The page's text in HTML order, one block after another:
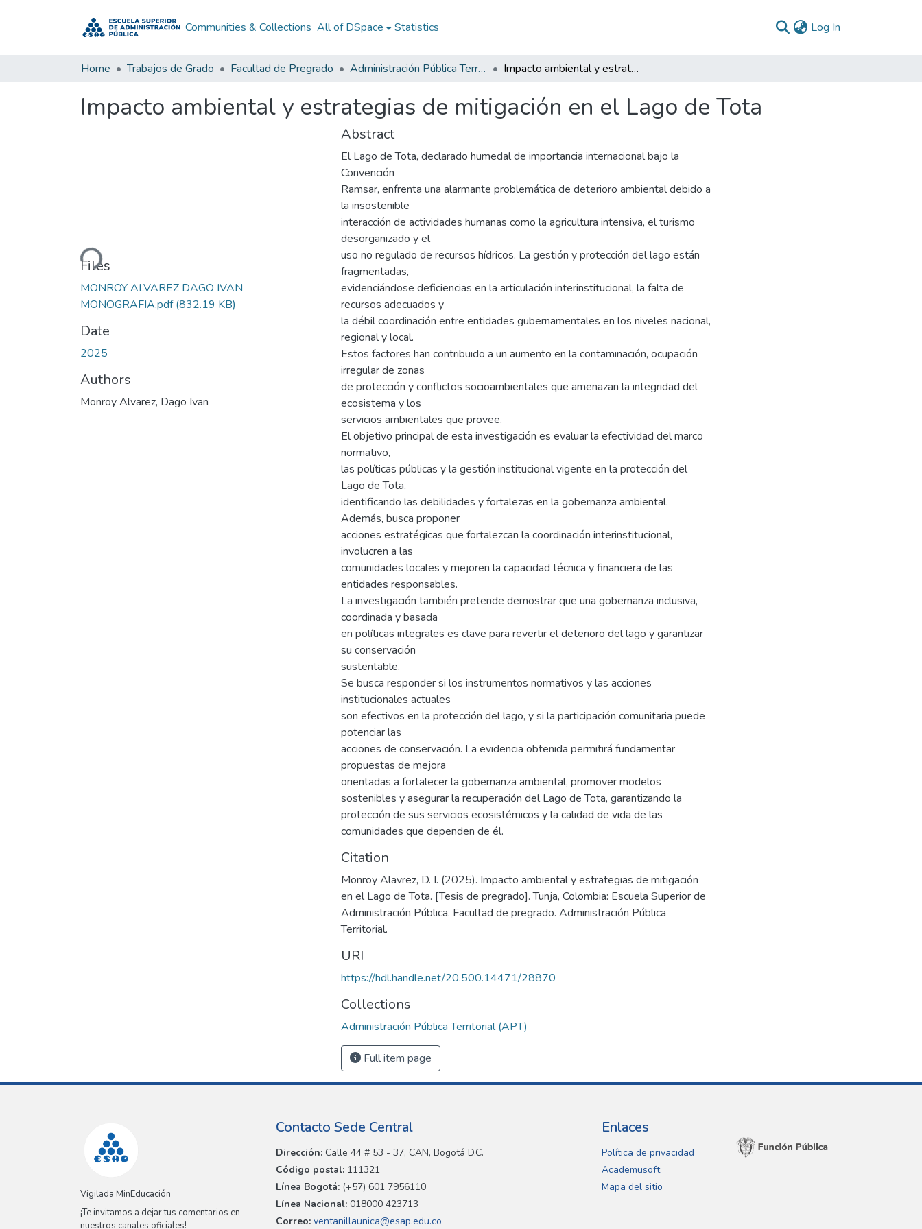
Communities & Collections All of DSpace Statistics Log In
Home Trabajos de Grado Facultad de Pregrado Administración Pública Territorial (APT) Impacto ambiental y estrategias de mitigación en el Lago de Tota
Impacto ambiental y estrategias de mitigación en el Lago de Tota
Loading...
Files
MONROY ALVAREZ DAGO IVAN
MONOGRAFIA.pdf(832.19 KB)
Date
2025
Authors
Monroy Alvarez, Dago Ivan
Abstract
El Lago de Tota, declarado humedal de importancia internacional bajo la
Convención
Ramsar, enfrenta una alarmante problemática de deterioro ambiental debido a
la insostenible
interacción de actividades humanas como la agricultura intensiva, el turismo
desorganizado y el
uso no regulado de recursos hídricos. La gestión y protección del lago están
fragmentadas,
evidenciándose deficiencias en la articulación interinstitucional, la falta de
recursos adecuados y
la débil coordinación entre entidades gubernamentales en los niveles nacional,
regional y local.
Estos factores han contribuido a un aumento en la contaminación, ocupación
irregular de zonas
de protección y conflictos socioambientales que amenazan la integridad del
ecosistema y los
servicios ambientales que provee.
El objetivo principal de esta investigación es evaluar la efectividad del marco
normativo,
las políticas públicas y la gestión institucional vigente en la protección del
Lago de Tota,
identificando las debilidades y fortalezas en la gobernanza ambiental.
Además, busca proponer
acciones estratégicas que fortalezcan la coordinación interinstitucional,
involucren a las
comunidades locales y mejoren la capacidad técnica y financiera de las
entidades responsables.
La investigación también pretende demostrar que una gobernanza inclusiva,
coordinada y basada
en políticas integrales es clave para revertir el deterioro del lago y garantizar
su conservación
sustentable.
Se busca responder si los instrumentos normativos y las acciones
institucionales actuales
son efectivos en la protección del lago, y si la participación comunitaria puede
potenciar las
acciones de conservación. La evidencia obtenida permitirá fundamentar
propuestas de mejora
orientadas a fortalecer la gobernanza ambiental, promover modelos
sostenibles y asegurar la recuperación del Lago de Tota, garantizando la
protección de sus servicios ecosistémicos y la calidad de vida de las
comunidades que dependen de él.
Citation
Monroy Alavrez, D. I. (2025). Impacto ambiental y estrategias de mitigación
en el Lago de Tota. [Tesis de pregrado]. Tunja, Colombia: Escuela Superior de
Administración Pública. Facultad de pregrado. Administración Pública
Territorial.
URI
https://hdl.handle.net/20.500.14471/28870
Collections
Administración Pública Territorial (APT)
Full item page
Vigilada MinEducación
¡Te invitamos a dejar tus comentarios en
nuestros canales oficiales!
Contacto Sede Central
Dirección: Calle 44 # 53 - 37, CAN, Bogotá D.C.
Código postal: 111321
Línea Bogotá: (+57) 601 7956110
Línea Nacional: 018000 423713
Correo: ventanillaunica@esap.edu.co
Enlaces
Política de privacidad
Academusoft
Mapa del sitio